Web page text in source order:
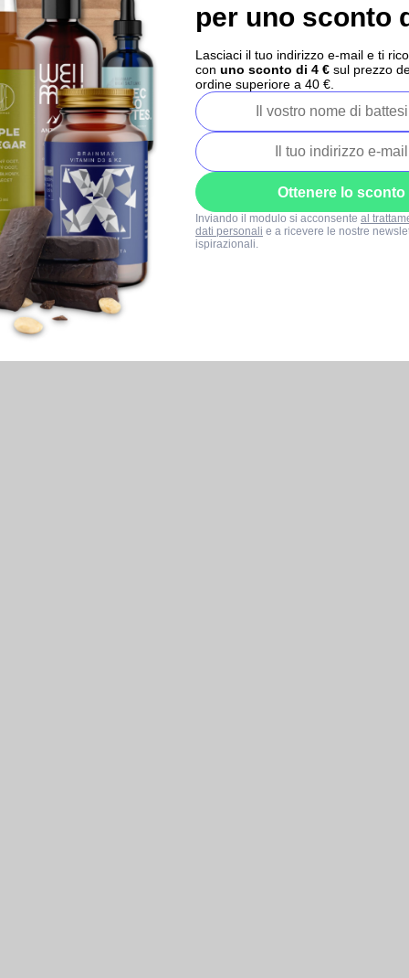
per uno sconto
Lasciaci il tuo indirizzo e-mail e ti
con uno sconto di 4 € sul prezzo
ordine superiore a 40 €.
Ottenere lo sconto
Inviando il modulo si acconsente al
dati personali e a ricevere le nostre
ispirazionali.